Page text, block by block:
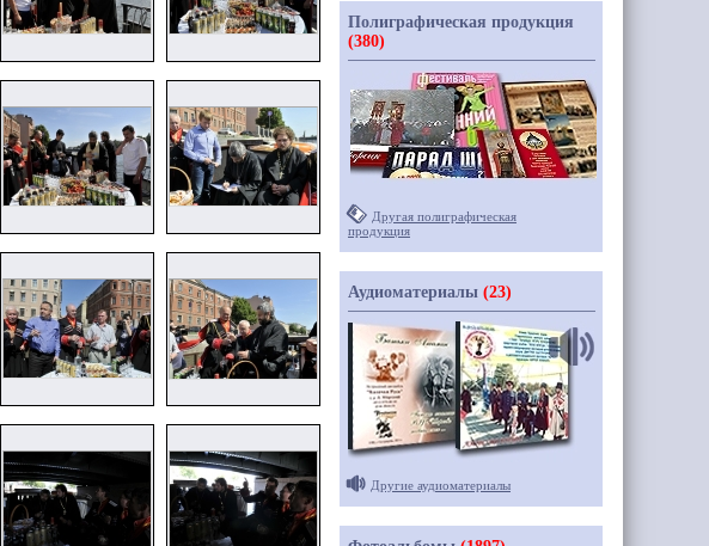
Полиграфическая продукция
(380)
Другая полиграфическая
продукция
Аудиоматериалы (23)
Другие аудиоматериалы